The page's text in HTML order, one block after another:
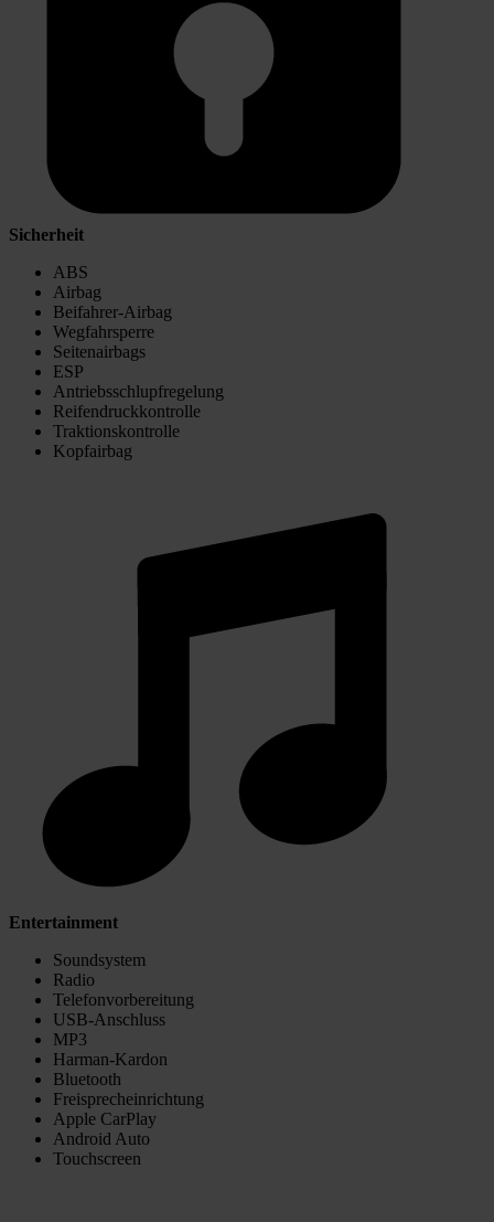
Sicherheit
ABS
Airbag
Beifahrer-Airbag
Wegfahrsperre
Seitenairbags
ESP
Antriebsschlupfregelung
Reifendruckkontrolle
Traktionskontrolle
Kopfairbag
Entertainment
Soundsystem
Radio
Telefonvorbereitung
USB-Anschluss
MP3
Harman-Kardon
Bluetooth
Freisprecheinrichtung
Apple CarPlay
Android Auto
Touchscreen